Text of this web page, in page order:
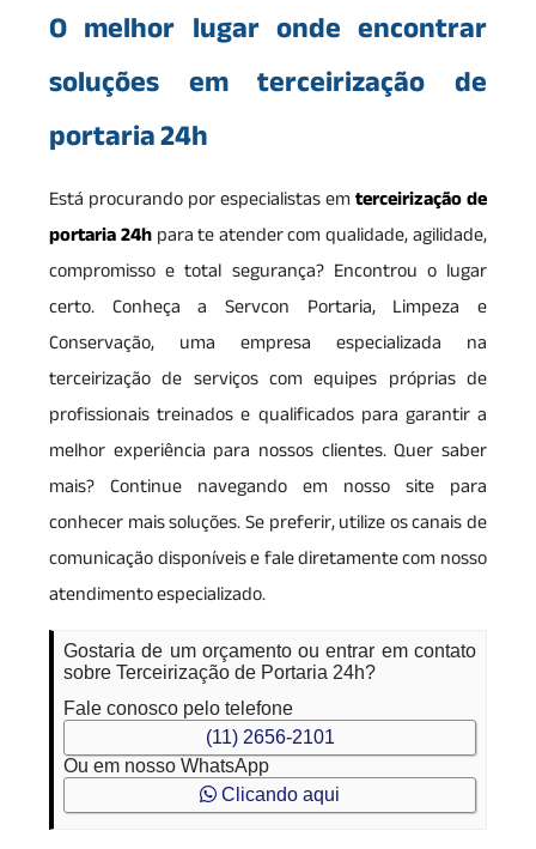
O melhor lugar onde encontrar
soluções em terceirização de
portaria 24h
Está procurando por especialistas emterceirização de
portaria 24hpara te atender com qualidade, agilidade,
compromisso e total segurança? Encontrou o lugar
certo. Conheça a Servcon Portaria, Limpeza e
Conservação, uma empresa especializada na
terceirização de serviços com equipes próprias de
profissionais treinados e qualificados para garantir a
melhor experiência para nossos clientes. Quer saber
mais? Continue navegando em nosso site para
conhecer mais soluções. Se preferir, utilize os canais de
comunicação disponíveis e fale diretamente com nosso
atendimento especializado.
Gostaria de um orçamento ou entrar em contato
sobre Terceirização de Portaria 24h?
Fale conosco pelo telefone
(11) 2656-2101
Ou em nosso WhatsApp
Clicando aqui